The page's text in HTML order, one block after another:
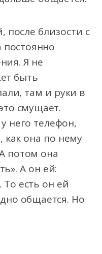
близости с
Я не
быть
там и руки в
смущает.
него телефон,
как она по нему
потом она
А он ей:
есть он ей
общается. Но